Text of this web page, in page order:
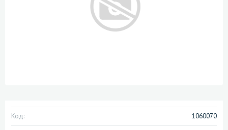
Код: 1060070